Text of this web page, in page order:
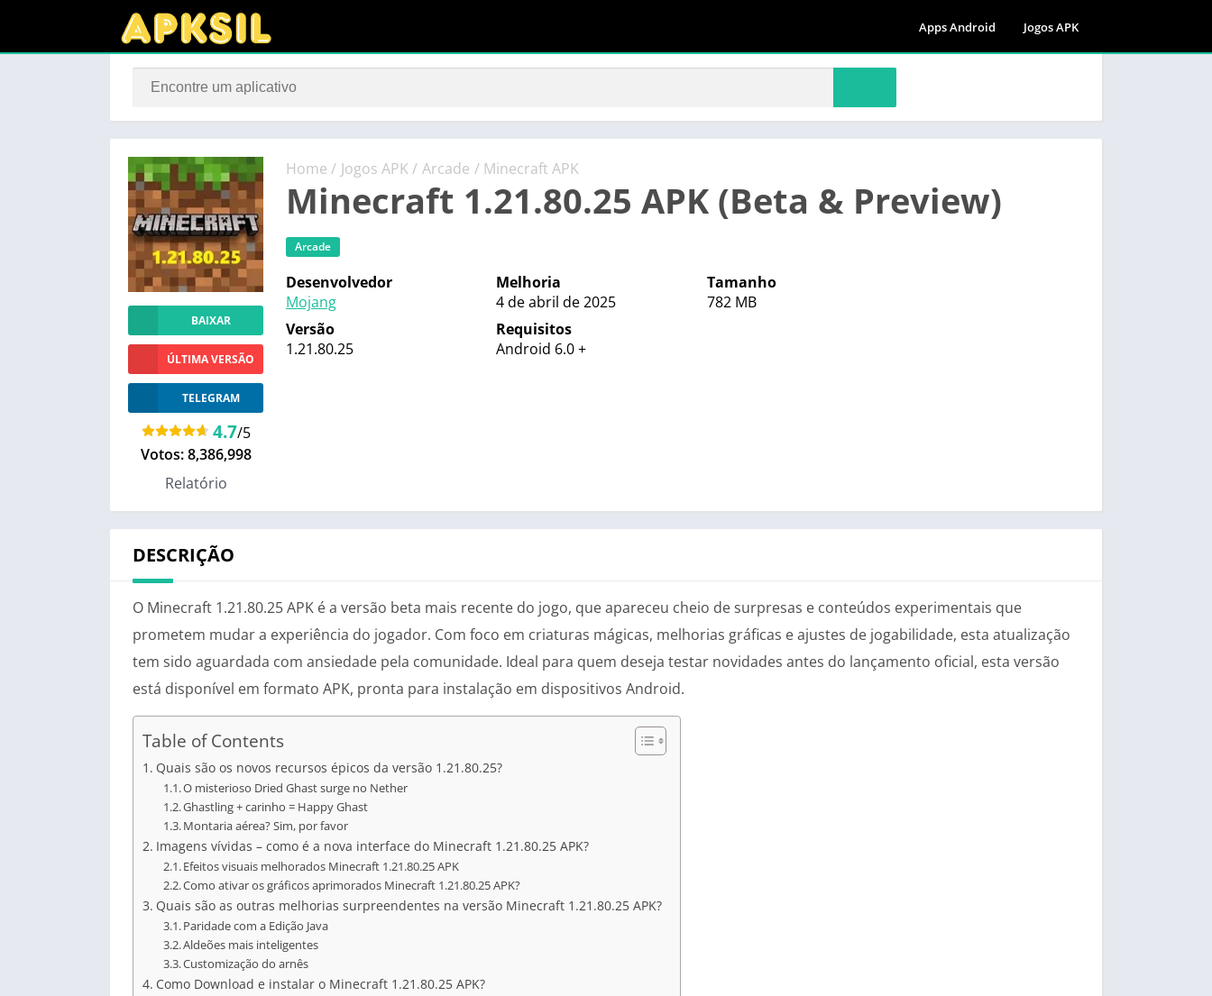
Apps Android Jogos APK
Home / Jogos APK/ Arcade / Minecraft APK
Minecraft 1.21.80.25 APK (Beta & Preview)
Arcade
BAIXAR
ÚLTIMA VERSÃO
TELEGRAM
4.7/5
Votos:8,386,998
Relatório
Desenvolvedor
Mojang
Melhoria
4 de abril de 2025
Tamanho
782 MB
Versão
1.21.80.25
Requisitos
Android 6.0 +
DESCRIÇÃO
O Minecraft 1.21.80.25 APK é a versão beta mais recente do jogo, que apareceu cheio de surpresas e conteúdos experimentais que
prometem mudar a experiência do jogador. Com foco em criaturas mágicas, melhorias gráficas e ajustes de jogabilidade, esta atualização
tem sido aguardada com ansiedade pela comunidade. Ideal para quem deseja testar novidades antes do lançamento oficial, esta versão
está disponível em formato APK, pronta para instalação em dispositivos Android.
Table of Contents
Quais são os novos recursos épicos da versão 1.21.80.25?
O misterioso Dried Ghast surge no Nether
Ghastling + carinho = Happy Ghast
Montaria aérea? Sim, por favor
Imagens vívidas – como é a nova interface do Minecraft 1.21.80.25 APK?
Efeitos visuais melhorados Minecraft 1.21.80.25 APK
Como ativar os gráficos aprimorados Minecraft 1.21.80.25 APK?
Quais são as outras melhorias surpreendentes na versão Minecraft 1.21.80.25 APK?
Paridade com a Edição Java
Aldeões mais inteligentes
Customização do arnês
Como Download e instalar o Minecraft 1.21.80.25 APK?